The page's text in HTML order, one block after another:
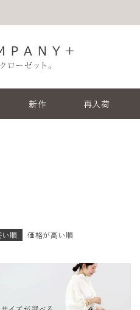
新作 再入荷
順 価格が高い順